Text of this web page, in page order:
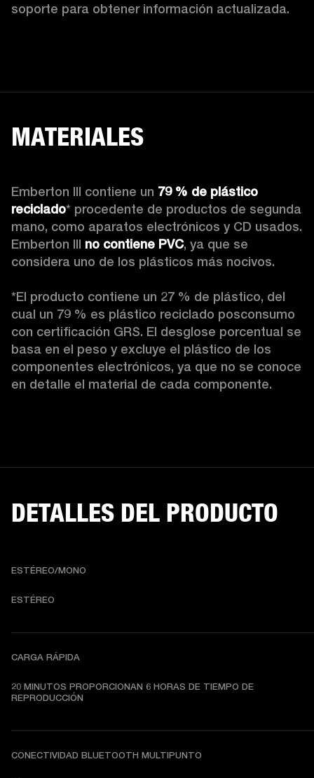
soporte para obtener información actualizada.
MATERIALES
Emberton III contiene un 79 % de plástico
reciclado* procedente de productos de segunda
mano, como aparatos electrónicos y CD usados.
Emberton III no contiene PVC, ya que se
considera uno de los plásticos más nocivos.
*El producto contiene un 27 % de plástico, del
cual un 79 % es plástico reciclado posconsumo
con certificación GRS. El desglose porcentual se
basa en el peso y excluye el plástico de los
componentes electrónicos, ya que no se conoce
en detalle el material de cada componente.
DETALLES DEL PRODUCTO
ESTÉREO/MONO
ESTÉREO
CARGA RÁPIDA
20 MINUTOS PROPORCIONAN 6 HORAS DE TIEMPO DE
REPRODUCCIÓN
CONECTIVIDAD BLUETOOTH MULTIPUNTO